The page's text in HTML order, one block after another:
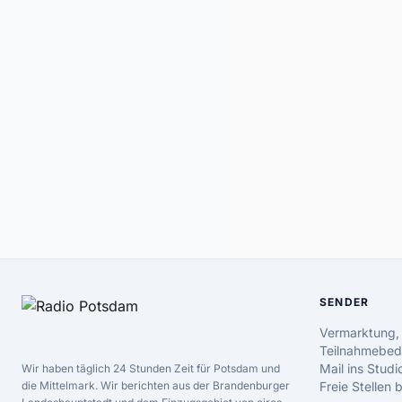
Wir haben täglich 24 Stunden Zeit für Potsdam und
die Mittelmark. Wir berichten aus der Brandenburger
SENDER
Mail ins
Freie Stellen